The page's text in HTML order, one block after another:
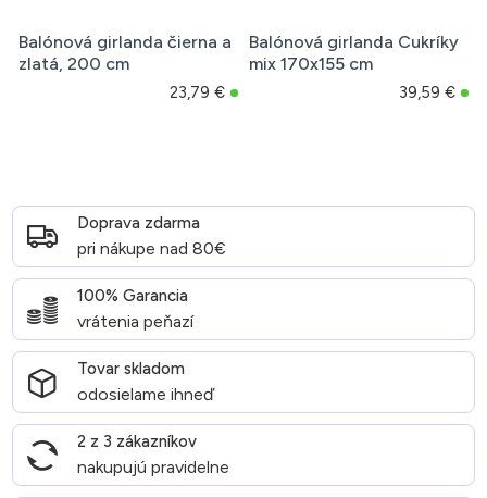
Balónová girlanda čierna a
zlatá, 200 cm
23,79 €
Balónová girlanda Cukríky
mix 170x155 cm
39,59 €
Doprava zdarma
pri nákupe nad 80€
100% Garancia
vrátenia peňazí
Tovar skladom
odosielame ihneď
2 z 3 zákazníkov
nakupujú pravidelne